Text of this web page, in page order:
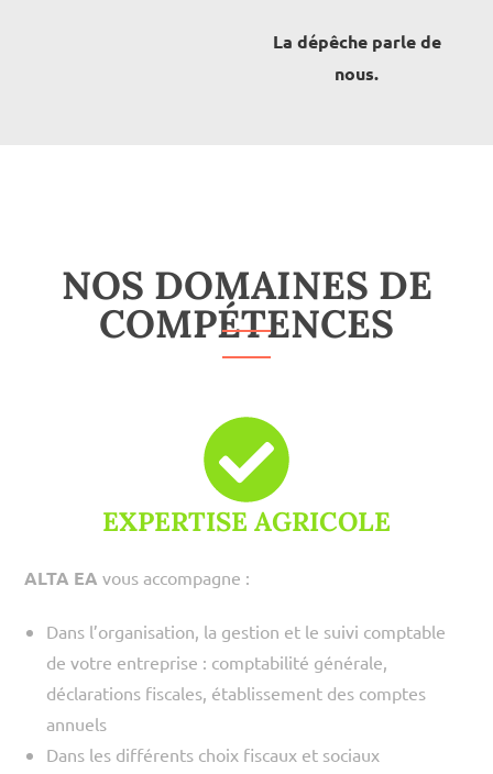
La dépêche parle de
nous.
NOS DOMAINES DE
COMPÉTENCES
EXPERTISE AGRICOLE
ALTA EA vous accompagne :
Dans l’organisation, la gestion et le suivi comptable
de votre entreprise : comptabilité générale,
déclarations fiscales, établissement des comptes
annuels
Dans les différents choix fiscaux et sociaux